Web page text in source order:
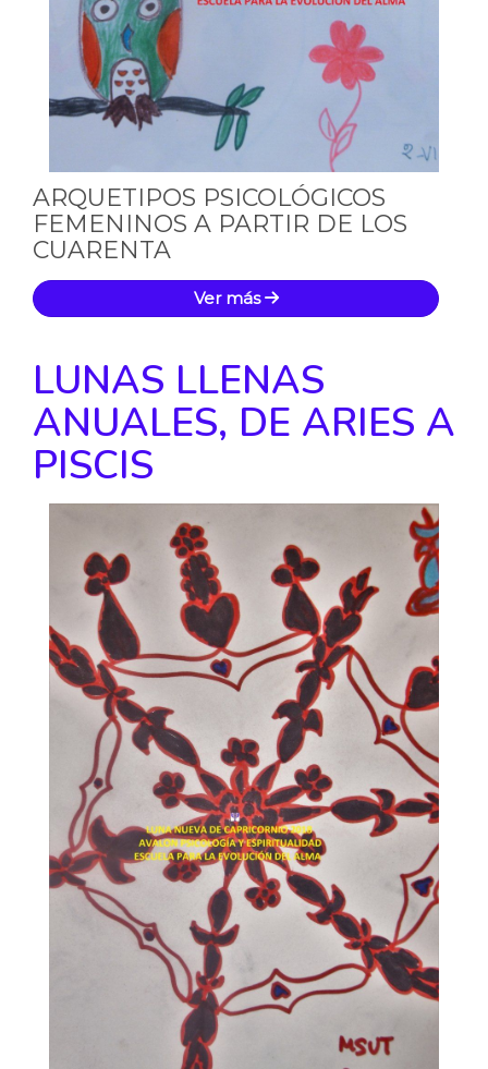
ARQUETIPOS PSICOLÓGICOS
FEMENINOS A PARTIR DE LOS
CUARENTA
Ver más
LUNAS LLENAS
ANUALES, DE ARIES A
PISCIS